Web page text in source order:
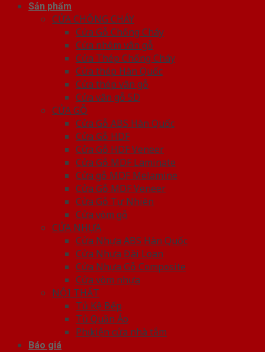
Sản phẩm
CỬA CHỐNG CHÁY
Cửa Gỗ Chống Cháy
Cửa nhôm vân gỗ
Cửa Thép Chống Cháy
Cửa thép Hàn Quốc
Cửa thép vân gỗ
Cửa vân gỗ 5D
CỬA GỖ
Cửa Gỗ ABS Hàn Quốc
Cửa Gỗ HDF
Cửa Gỗ HDF Veneer
Cửa Gỗ MDF Laminate
Cửa gỗ MDF Melamine
Cửa Gỗ MDF Veneer
Cửa Gỗ Tự Nhiên
Cửa vòm gỗ
CỬA NHỰA
Cửa Nhựa ABS Hàn Quốc
Cửa Nhựa Đài Loan
Cửa Nhựa Gỗ Composite
Cửa vòm nhựa
NỘI THẤT
Tủ Kệ Bếp
Tủ Quần Áo
Phụ kiện cửa nhà tắm
Báo giá